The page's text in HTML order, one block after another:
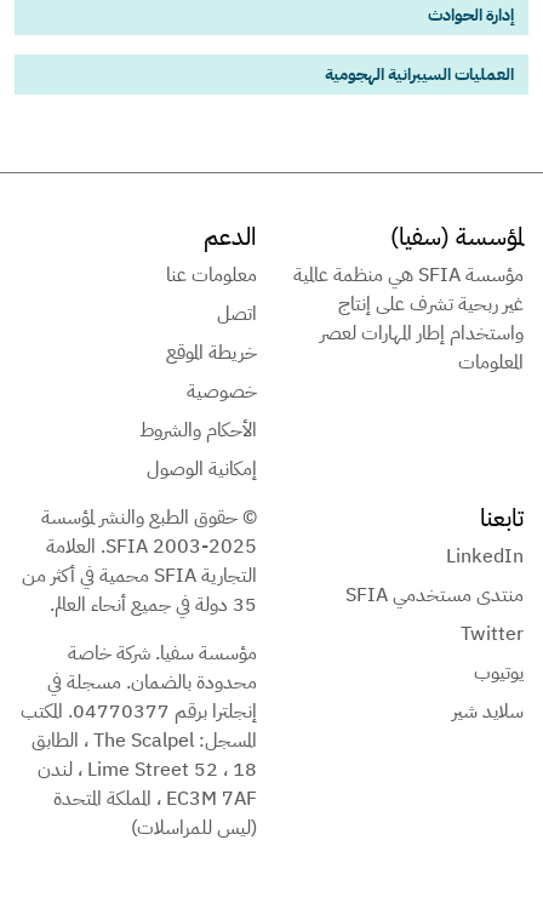
إدارة الحوادث
العمليات السيبرانية الهجومية
لمؤسسة (سفيا)
مؤسسة SFIA هي منظمة عالمية
غير ربحية تشرف على إنتاج
واستخدام إطار المهارات لعصر
المعلومات
الدعم
معلومات عنا
اتصل
خريطة الموقع
خصوصية
الأحكام والشروط
إمكانية الوصول
تابعنا
LinkedIn
منتدى مستخدمي SFIA
Twitter
يوتيوب
سلايد شير
© حقوق الطبع والنشر لمؤسسة
SFIA 2003-2025. العلامة
التجارية SFIA محمية في أكثر من
35 دولة في جميع أنحاء العالم.
مؤسسة سفيا. شركة خاصة
محدودة بالضمان. مسجلة في
إنجلترا برقم 04770377. المكتب
المسجل: The Scalpel ، الطابق
18 ، 52 Lime Street ، لندن
EC3M 7AF ، المملكة المتحدة
(ليس للمراسلات)